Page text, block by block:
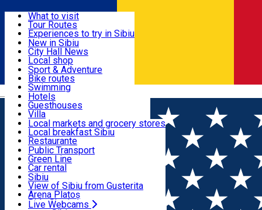
Română
Useful info
Activities & Adventure
Accommodation
Food, Drinks & Nightlife
Transport & Parking
Live Webcams
What to visit
Tour Routes
Experiences to try in Sibiu
Podcast
Culture
Museums
Churches
Parks, Zoo
County of Sibiu
New in Sibiu
City Hall News
Local shop
Sibiu artisans
Sibiul Verde
Public services
Education
How do I get to Sibiu
Tourist Info
Tour Guides
Guided tours
Publicații locale
Beauty salons
Sport & Adventure
Bike routes
Swimming
Riding
Indoor activities
Loc de joacă indoor
Loc de joacă outdoor
Ski
Ice skating
Yoga
Hotels
Guesthouses
Villa
Hostels
Motel
Camping
Renting rooms
Rooms for rent
Accommodation outside Sibiu
Local markets and grocery stores
Local breakfast Sibiu
Restaurante
Pizza
Fast Food
Coffee
Sweets
Pub, Bar
Night clubs
Bakeries
Public Transport
Green Line
Car rental
Rent a bike
Scooter rentals
Taxi
Ride Sharing
Sibiu
View of Sibiu from Gusterita
Arena Platoș
Live Webcams